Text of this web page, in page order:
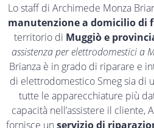
Lo staff di Archimede Monza
manutenzione a domicilio di
territorio di Muggiò e
assistenza per elettrodomestici a
Brianza è in grado di riparare e
di elettrodomestico Smeg sia di
tutte le apparecchiature più
capacità nell’assistere il cliente,
fornisce un servizio di